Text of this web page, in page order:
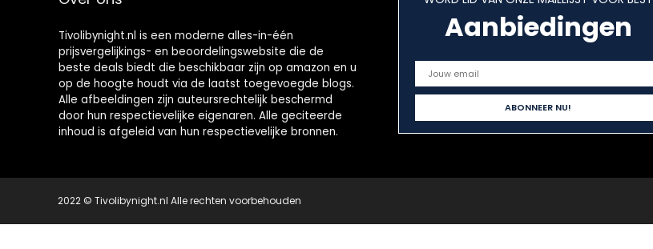
Tivolibynight.nl is een moderne alles-in-één
prijsvergelijkings- en beoordelingswebsite die de
beste deals biedt die beschikbaar zijn op amazon en u
op de hoogte houdt via de laatst toegevoegde blogs.
Alle afbeeldingen zijn auteursrechtelijk beschermd
door hun respectievelijke eigenaren. Alle geciteerde
inhoud is afgeleid van hun respectievelijke bronnen.
Aanbiedingen
2022 © Tivolibynight.nl Alle rechten voorbehouden